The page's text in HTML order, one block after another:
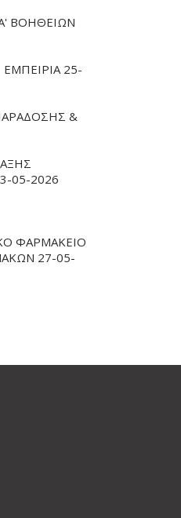
ΒΟΗΘΕΙΩΝ
25-
&
05-2026
ΦΑΡΜΑΚΕΙΟ
27-05-